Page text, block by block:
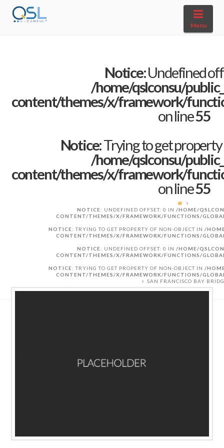
Notice: Undefined
/home/qslconsu/
content/themes/x/framework/
on line55
Notice: Trying to get
/home/qslconsu/
content/themes/x/framework/
on line55
NOTICE: UNDEFINED OFFSET: 0 IN /HOME/
CONTENT/THEMES/X/FRAMEWORK/FUNCTIONS/
NOTICE: TRYING TO GET PROPERTY OF NON-OBJECT IN /
CONTENT/THEMES/X/FRAMEWORK/FUNCTIONS/
NOTICE: UNDEFINED OFFSET: 0 IN /HOME/
CONTENT/THEMES/X/FRAMEWORK/FUNCTIONS/
NOTICE: TRYING TO GET PROPERTY OF NON-OBJECT IN /
CONTENT/THEMES/X/FRAMEWORK/FUNCTIONS/
SAN FRANCISCO BAY
Menu